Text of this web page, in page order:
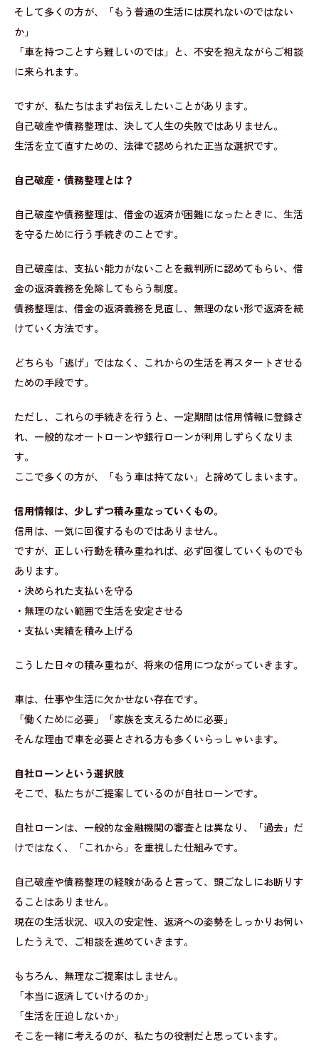
そして多くの方が、「もう普通の生活には戻れないのではない
か」
「車を持つことすら難しいのでは」と、不安を抱えながらご相談
に来られます。
ですが、私たちはまずお伝えしたいことがあります。
自己破産や債務整理は、決して人生の失敗ではありません。
生活を立て直すための、法律で認められた正当な選択です。
自己破産・債務整理とは？
自己破産や債務整理は、借金の返済が困難になったときに、生活
を守るために行う手続きのことです。
自己破産は、支払い能力がないことを裁判所に認めてもらい、借
金の返済義務を免除してもらう制度。
債務整理は、借金の返済義務を見直し、無理のない形で返済を続
けていく方法です。
どちらも「逃げ」ではなく、これからの生活を再スタートさせる
ための手段です。
ただし、これらの手続きを行うと、一定期間は信用情報に登録さ
れ、一般的なオートローンや銀行ローンが利用しずらくなりま
す。
ここで多くの方が、「もう車は持てない」と諦めてしまいます。
信用情報は、少しずつ積み重なっていくもの。
信用は、一気に回復するものではありません。
ですが、正しい行動を積み重ねれば、必ず回復していくものでも
あります。
・決められた支払いを守る
・無理のない範囲で生活を安定させる
・支払い実績を積み上げる
こうした日々の積み重ねが、将来の信用につながっていきます。
車は、仕事や生活に欠かせない存在です。
「働くために必要」「家族を支えるために必要」
そんな理由で車を必要とされる方も多くいらっしゃいます。
自社ローンという選択肢
そこで、私たちがご提案しているのが自社ローンです。
自社ローンは、一般的な金融機関の審査とは異なり、「過去」だ
けではなく、「これから」を重視した仕組みです。
自己破産や債務整理の経験があると言って、頭ごなしにお断りす
ることはありません。
現在の生活状況、収入の安定性、返済への姿勢をしっかりお伺い
したうえで、ご相談を進めていきます。
もちろん、無理なご提案はしません。
「本当に返済していけるのか」
「生活を圧迫しないか」
そこを一緒に考えるのが、私たちの役割だと思っています。